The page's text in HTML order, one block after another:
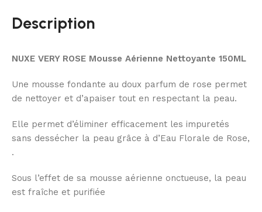
Description
NUXE VERY ROSE Mousse Aérienne Nettoyante 150ML
Une mousse fondante au doux parfum de rose permet
de nettoyer et d’apaiser tout en respectant la peau.
Elle permet d’éliminer efficacement les impuretés
sans dessécher la peau grâce à d’Eau Florale de Rose,
.
Sous l’effet de sa mousse aérienne onctueuse, la peau
est fraîche et purifiée